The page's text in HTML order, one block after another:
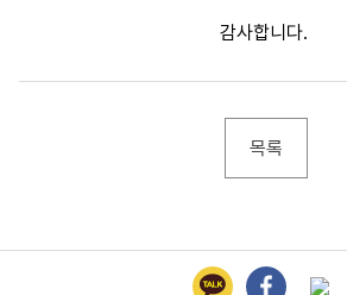
감사합니다.
목록